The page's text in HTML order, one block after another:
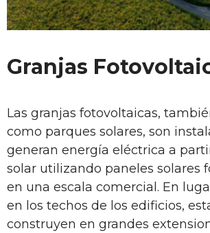
Granjas
Las granjas fotovoltaicas,
como parques solares, son
generan energía eléctrica a
solar utilizando paneles solares
en una escala comercial. En
en los techos de los edificios,
construyen en grandes